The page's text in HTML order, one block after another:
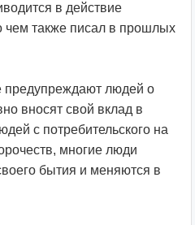
в действие
также писал в прошлых
предупреждают людей о
вносят свой вклад в
с потребительского на
многие люди
бытия и меняются в